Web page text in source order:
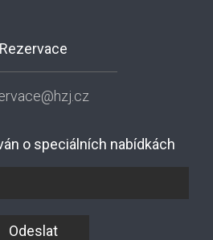
Rezervace
o speciálních nabídkách
Odeslat